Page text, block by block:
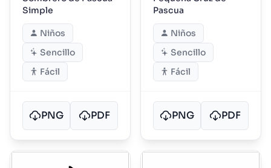
Simple
Niños
Sencillo
Fácil
PNG PDF
Pascua
Niños
Sencillo
Fácil
PNG PDF